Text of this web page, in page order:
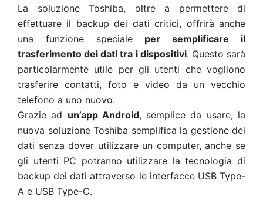
La soluzione Toshiba, oltre a permettere di
effettuare il backup dei dati critici, offrirà anche
una funzione speciale per semplificare il
trasferimento dei dati tra i dispositivi. Questo sarà
particolarmente utile per gli utenti che vogliono
trasferire contatti, foto e video da un vecchio
telefono a uno nuovo.
Grazie ad un’app Android, semplice da usare, la
nuova soluzione Toshiba semplifica la gestione dei
dati senza dover utilizzare un computer, anche se
gli utenti PC potranno utilizzare la tecnologia di
backup dei dati attraverso le interfacce USB Type-
A e USB Type-C.